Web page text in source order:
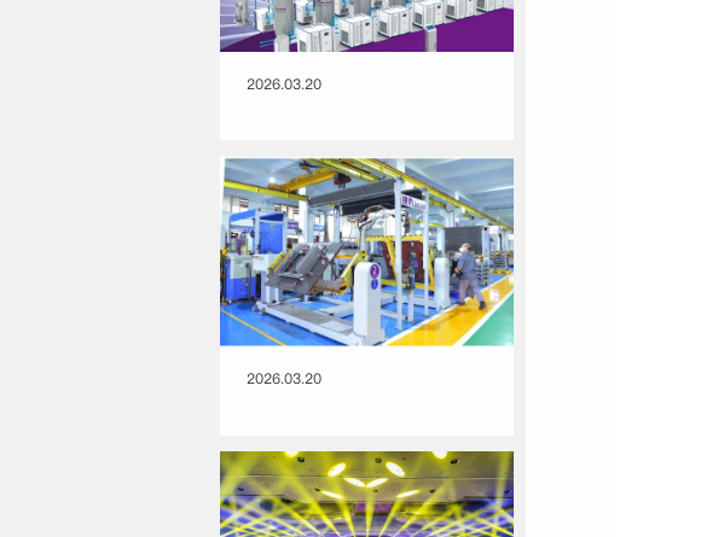
2026.03.20
2026.03.20